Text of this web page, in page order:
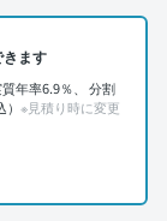
ます
年率6.9％、 分割
※見積り時に変更